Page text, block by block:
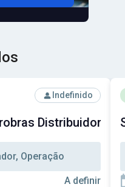
Distribuidora S.A.
Indefinido
Distribuidora
Operação
A definir